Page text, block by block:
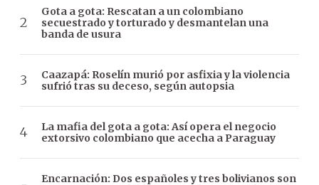
Gota a gota: Rescatan a un colombiano
secuestrado y torturado y desmantelan una
banda de usura
Caazapá: Roselín murió por asfixia y la violencia
sufrió tras su deceso, según autopsia
La mafia del gota a gota: Así opera el negocio
extorsivo colombiano que acecha a Paraguay
Encarnación: Dos españoles y tres bolivianos son